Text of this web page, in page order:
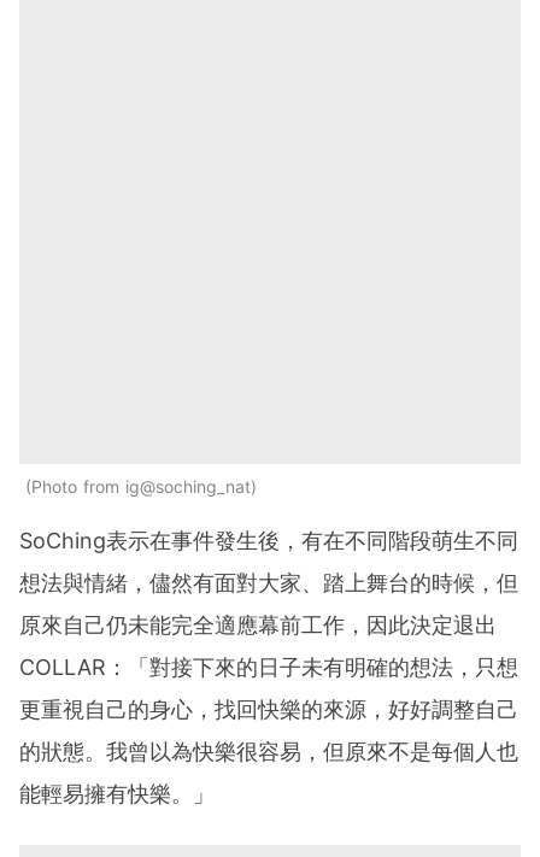
Photo from ig@soching_nat
SoChing表示在事件發生後，有在不同階段萌生不同
想法與情緒，儘然有面對大家、踏上舞台的時候，但
原來自己仍未能完全適應幕前工作，因此決定退出
COLLAR：「對接下來的日子未有明確的想法，只想
更重視自己的身心，找回快樂的來源，好好調整自己
的狀態。我曾以為快樂很容易，但原來不是每個人也
能輕易擁有快樂。」